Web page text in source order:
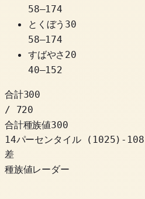
58–174
とくぼう 30
58–174
すばやさ 20
40–152
合計300
/ 720
合計種族値300
14パーセンタイル
( 1025) -108
差
種族値レーダー